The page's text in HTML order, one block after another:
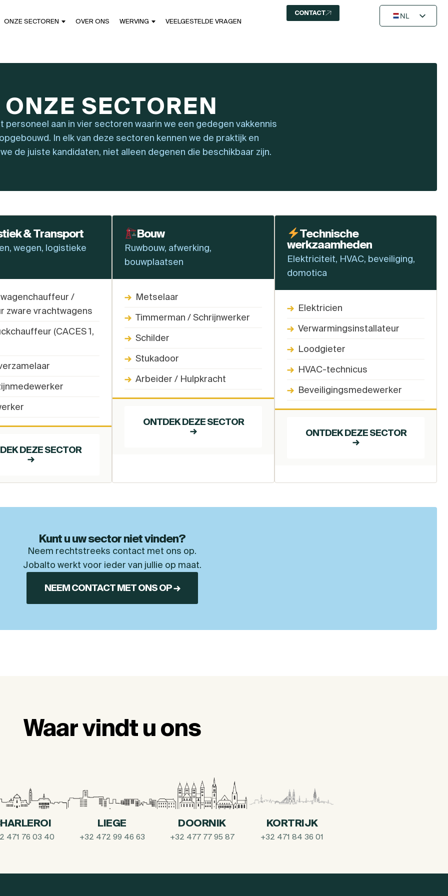
ONZE SECTOREN OVER ONS WERVING VEELGESTELDE VRAGEN
CONTACT
NL
ONZE SECTOREN
personeel aan in vier sectoren waarin we een gedegen vakkennis
In elk van deze sectoren kennen we de praktijk en
de juiste kandidaten, niet alleen degenen die beschikbaar zijn.
& Transport
wegen, logistieke
/
zware vrachtwagens
(CACES 1,
DEZE SECTOR
→
Bouw
Ruwbouw, afwerking,
bouwplaatsen
→ Metselaar
→ Timmerman / Schrijnwerker
→ Schilder
→ Stukadoor
→ Arbeider / Hulpkracht
ONTDEK DEZE SECTOR
→
Technische
werkzaamheden
Elektriciteit, HVAC, beveiliging,
domotica
→ Elektricien
→ Verwarmingsinstallateur
→ Loodgieter
→ HVAC-technicus
→ Beveiligingsmedewerker
ONTDEK DEZE SECTOR
→
Kunt u uw sector niet vinden?
Neem rechtstreeks contact met ons op.
Jobalto werkt voor ieder van jullie op maat.
NEEM CONTACT MET ONS OP →
Waar vindt u ons
471 76 03 40
LIEGE
+32 472 99 46 63
DOORNIK
+32 477 77 95 87
KORTRIJK
+32 471 84 36 01